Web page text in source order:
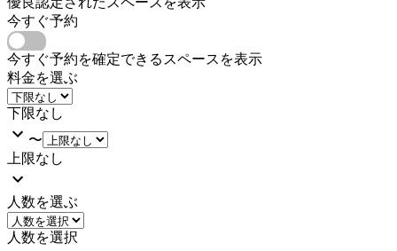
今すぐ予約
今すぐ予約を確定できるスペースを表示
料金を選ぶ
下限なし
〜
上限なし
人数を選ぶ
人数を選択